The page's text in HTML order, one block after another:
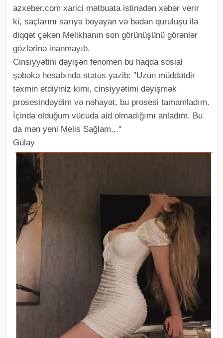
azxeber.com xarici mətbuata istinadən xəbər verir
ki, saçlarını sarıya boyayan və bədən quruluşu ilə
diqqət çəkən Melikhanın son görünüşünü görənlər
gözlərinə inanmayıb.
Cinsiyyətini dəyişən fenomen bu haqda sosial
şəbəkə hesabında status yazib: "Uzun müddətdir
təxmin etdiyiniz kimi, cinsiyyətimi dəyişmək
prosesindəydim və nəhayət, bu prosesi tamamladım.
İçində olduğum vücuda aid olmadığımı anladım. Bu
da mən yeni Melis Sağlam..."
Gülay